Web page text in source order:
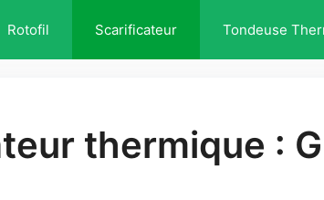
Rotofil Scarificateur Tondeuse
thermique :